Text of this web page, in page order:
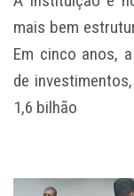
mais bem
Em cinco anos,
de
1,6 bilhão